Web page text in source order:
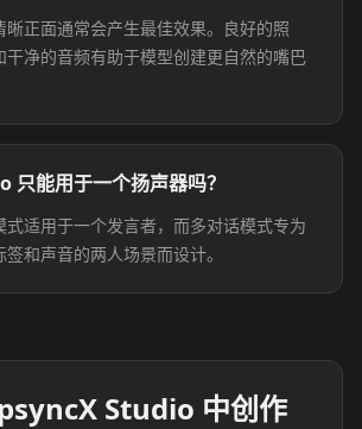
晰正面通常会产生最佳效果。良好的照
干净的音频有助于模型创建更自然的嘴巴
能用于一个扬声器吗？
式适用于一个发言者，而多对话模式专为
和声音的两人场景而设计。
Studio 中创作